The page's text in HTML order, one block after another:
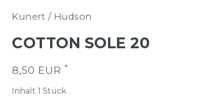
Kunert / Hudson
COTTON SOLE 20
8,50 EUR *
Inhalt 1 Stück